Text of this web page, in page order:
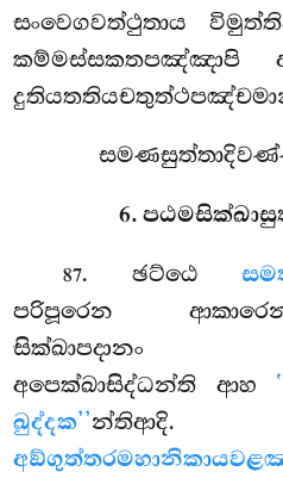
සංවෙගවත්ථුතාය
කම්මස්සකතපඤ්ඤාපි
6.
87. ඡට්ඨෙ
පරිපූරෙන
සික්ඛාපදානං
අපෙක්ඛාසිද්ධන්ති ආහ
ඛුද්දක’’න්තිආදි.